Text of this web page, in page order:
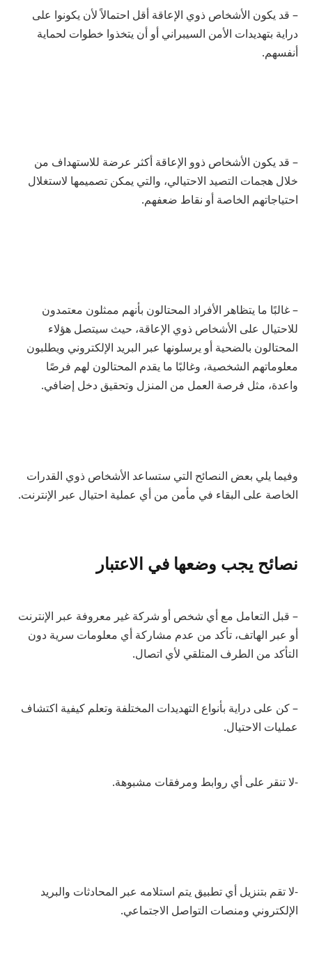
– قد يكون الأشخاص ذوي الإعاقة أقل احتمالاً لأن يكونوا على
دراية بتهديدات الأمن السيبراني أو أن يتخذوا خطوات لحماية
أنفسهم.
– قد يكون الأشخاص ذوو الإعاقة أكثر عرضة للاستهداف من
خلال هجمات التصيد الاحتيالي، والتي يمكن تصميمها لاستغلال
احتياجاتهم الخاصة أو نقاط ضعفهم.
– غالبًا ما يتظاهر الأفراد المحتالون بأنهم ممثلون معتمدون
للاحتيال على الأشخاص ذوي الإعاقة، حيث سيتصل هؤلاء
المحتالون بالضحية أو يرسلونها عبر البريد الإلكتروني ويطلبون
معلوماتهم الشخصية، وغالبًا ما يقدم المحتالون لهم فرصًا
واعدة، مثل فرصة العمل من المنزل وتحقيق دخل إضافي.
وفيما يلي بعض النصائح التي ستساعد الأشخاص ذوي القدرات
الخاصة على البقاء في مأمن من أي عملية احتيال عبر الإنترنت.
نصائح يجب وضعها في الاعتبار
– قبل التعامل مع أي شخص أو شركة غير معروفة عبر الإنترنت
أو عبر الهاتف، تأكد من عدم مشاركة أي معلومات سرية دون
التأكد من الطرف المتلقي لأي اتصال.
– كن على دراية بأنواع التهديدات المختلفة وتعلم كيفية اكتشاف
عمليات الاحتيال.
-لا تنقر على أي روابط ومرفقات مشبوهة.
-لا تقم بتنزيل أي تطبيق يتم استلامه عبر المحادثات والبريد
الإلكتروني ومنصات التواصل الاجتماعي.